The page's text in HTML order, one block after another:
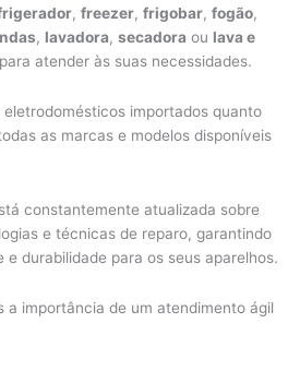
, freezer, frigobar, fogão,
, lavadora, secadora ou lava e
atender às suas necessidades.
importados quanto
as marcas e modelos disponíveis
constantemente atualizada sobre
e técnicas de reparo, garantindo
e durabilidade para os seus aparelhos.
a importância de um atendimento ágil